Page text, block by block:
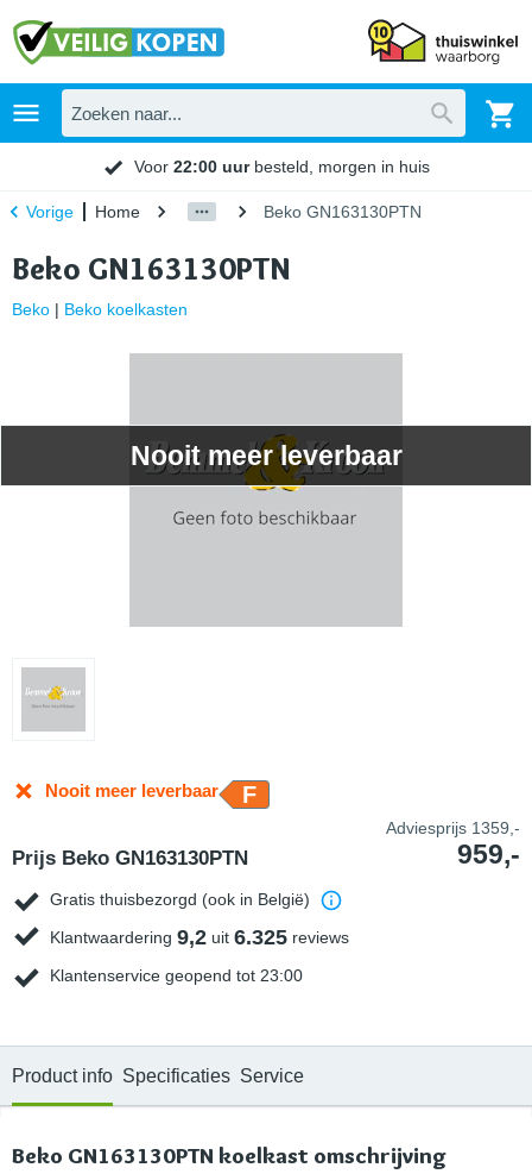
Voor 22:00 uurbesteld, morgen in huis
Vorige Home Beko GN163130PTN
Beko GN163130PTN
Beko | Beko koelkasten
Nooit meer leverbaar
Nooit meer leverbaar F
Prijs Beko GN163130PTN
Adviesprijs 1359,-
959,-
Gratis thuisbezorgd (ook in België)
Klantwaardering 9,2 uit 6.325 reviews
Klantenservice geopend tot 23:00
Product info Specificaties Service
Beko GN163130PTN koelkast omschrijving